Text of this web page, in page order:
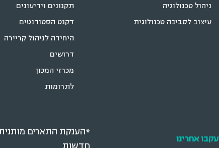
ניהול טכנולוגיה
עיצוב לסביבה טכנולוגית
תקנונים וידיעונים
דקנט הסטודנטים
היחידה לניהול קריירה
דרושים
מכרזי המכון
לתרומות
עקבו אחרינו
*הענקת התארים